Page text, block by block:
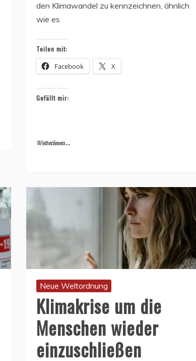
den Klimawandel zu kennzeichnen, ähnlich
wie es
Teilen mit:
Facebook X
Gefällt mir:
Weiterlesen ...
Neue Weltordnung
Klimakrise um die
Menschen wieder
einzuschließen